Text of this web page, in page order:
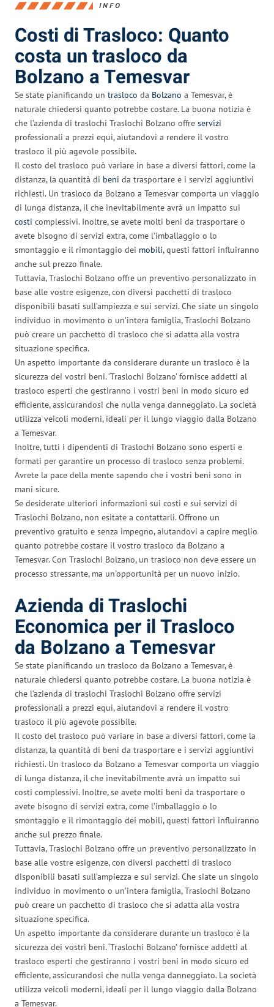
INFO
Costi di Trasloco: Quanto
costa un trasloco da
Bolzano a Temesvar
Se state pianificando un trasloco da Bolzano a Temesvar, è
naturale chiedersi quanto potrebbe costare. La buona notizia è
che l’azienda di traslochi Traslochi Bolzano offre servizi
professionali a prezzi equi, aiutandovi a rendere il vostro
trasloco il più agevole possibile.
Il costo del trasloco può variare in base a diversi fattori, come la
distanza, la quantità di beni da trasportare e i servizi aggiuntivi
richiesti. Un trasloco da Bolzano a Temesvar comporta un viaggio
di lunga distanza, il che inevitabilmente avrà un impatto sui
costi complessivi. Inoltre, se avete molti beni da trasportare o
avete bisogno di servizi extra, come l’imballaggio o lo
smontaggio e il rimontaggio dei mobili, questi fattori influiranno
anche sul prezzo finale.
Tuttavia, Traslochi Bolzano offre un preventivo personalizzato in
base alle vostre esigenze, con diversi pacchetti di trasloco
disponibili basati sull’ampiezza e sui servizi. Che siate un singolo
individuo in movimento o un’intera famiglia, Traslochi Bolzano
può creare un pacchetto di trasloco che si adatta alla vostra
situazione specifica.
Un aspetto importante da considerare durante un trasloco è la
sicurezza dei vostri beni. ‘Traslochi Bolzano’ fornisce addetti al
trasloco esperti che gestiranno i vostri beni in modo sicuro ed
efficiente, assicurandosi che nulla venga danneggiato. La società
utilizza veicoli moderni, ideali per il lungo viaggio dalla Bolzano
a Temesvar.
Inoltre, tutti i dipendenti di Traslochi Bolzano sono esperti e
formati per garantire un processo di trasloco senza problemi.
Avrete la pace della mente sapendo che i vostri beni sono in
mani sicure.
Se desiderate ulteriori informazioni sui costi e sui servizi di
Traslochi Bolzano, non esitate a contattarli. Offrono un
preventivo gratuito e senza impegno, aiutandovi a capire meglio
quanto potrebbe costare il vostro trasloco da Bolzano a
Temesvar. Con Traslochi Bolzano, un trasloco non deve essere un
processo stressante, ma un’opportunità per un nuovo inizio.
Azienda di Traslochi
Economica per il Trasloco
da Bolzano a Temesvar
Se state pianificando un trasloco da Bolzano a Temesvar, è
naturale chiedersi quanto potrebbe costare. La buona notizia è
che l’azienda di traslochi Traslochi Bolzano offre servizi
professionali a prezzi equi, aiutandovi a rendere il vostro
trasloco il più agevole possibile.
Il costo del trasloco può variare in base a diversi fattori, come la
distanza, la quantità di beni da trasportare e i servizi aggiuntivi
richiesti. Un trasloco da Bolzano a Temesvar comporta un viaggio
di lunga distanza, il che inevitabilmente avrà un impatto sui
costi complessivi. Inoltre, se avete molti beni da trasportare o
avete bisogno di servizi extra, come l’imballaggio o lo
smontaggio e il rimontaggio dei mobili, questi fattori influiranno
anche sul prezzo finale.
Tuttavia, Traslochi Bolzano offre un preventivo personalizzato in
base alle vostre esigenze, con diversi pacchetti di trasloco
disponibili basati sull’ampiezza e sui servizi. Che siate un singolo
individuo in movimento o un’intera famiglia, Traslochi Bolzano
può creare un pacchetto di trasloco che si adatta alla vostra
situazione specifica.
Un aspetto importante da considerare durante un trasloco è la
sicurezza dei vostri beni. ‘Traslochi Bolzano’ fornisce addetti al
trasloco esperti che gestiranno i vostri beni in modo sicuro ed
efficiente, assicurandosi che nulla venga danneggiato. La società
utilizza veicoli moderni, ideali per il lungo viaggio dalla Bolzano
a Temesvar.